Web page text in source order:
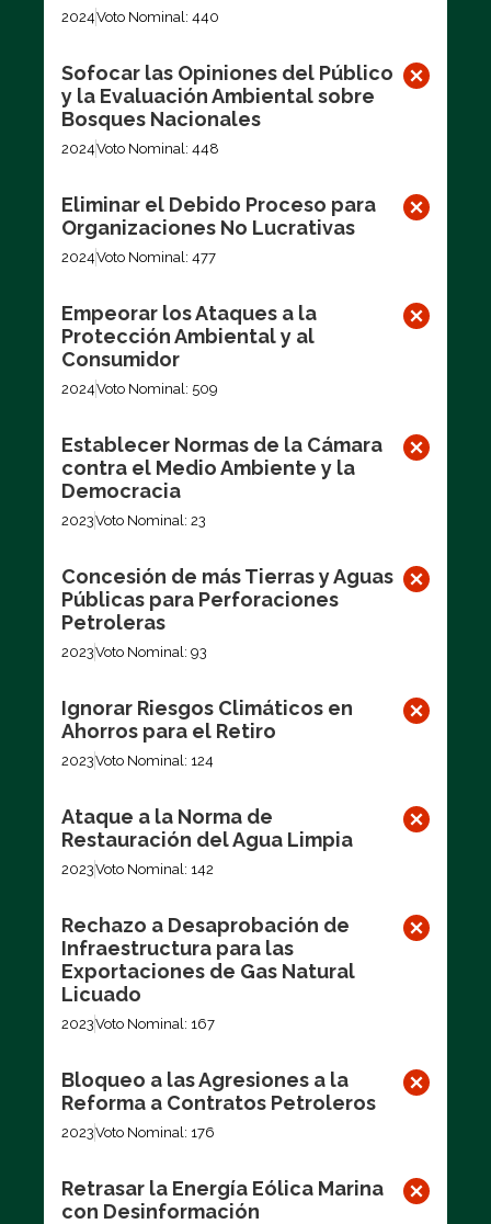
2024Voto Nominal: 440
Sofocar las Opiniones del Público
y la Evaluación Ambiental sobre
Bosques Nacionales
2024Voto Nominal: 448
Eliminar el Debido Proceso para
Organizaciones No Lucrativas
2024Voto Nominal: 477
Empeorar los Ataques a la
Protección Ambiental y al
Consumidor
2024Voto Nominal: 509
Establecer Normas de la Cámara
contra el Medio Ambiente y la
Democracia
2023Voto Nominal: 23
Concesión de más Tierras y Aguas
Públicas para Perforaciones
Petroleras
2023Voto Nominal: 93
Ignorar Riesgos Climáticos en
Ahorros para el Retiro
2023Voto Nominal: 124
Ataque a la Norma de
Restauración del Agua Limpia
2023Voto Nominal: 142
Rechazo a Desaprobación de
Infraestructura para las
Exportaciones de Gas Natural
Licuado
2023Voto Nominal: 167
Bloqueo a las Agresiones a la
Reforma a Contratos Petroleros
2023Voto Nominal: 176
Retrasar la Energía Eólica Marina
con Desinformación